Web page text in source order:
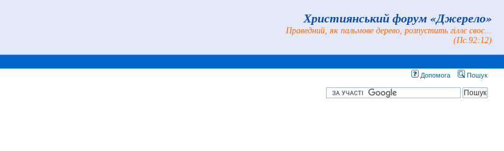
Християнський форум «Джерело»
Праведний, як пальмове дерево, розпустить гіллє своє...
(Пс.92:12)
Допомога Пошук